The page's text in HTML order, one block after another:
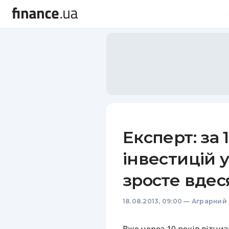
Експерт: за
інвестицій
зросте
18.08.2013, 09:00 — Аграрний